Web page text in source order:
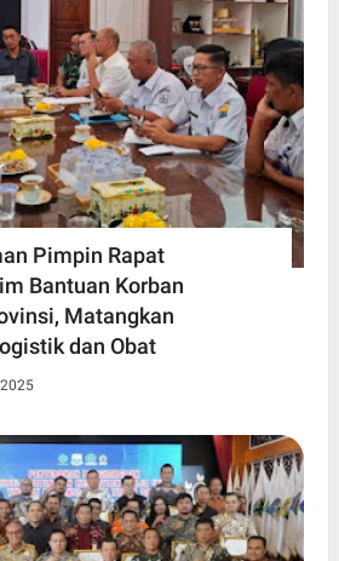
Pimpin Rapat
Bantuan Korban
Matangkan
dan Obat